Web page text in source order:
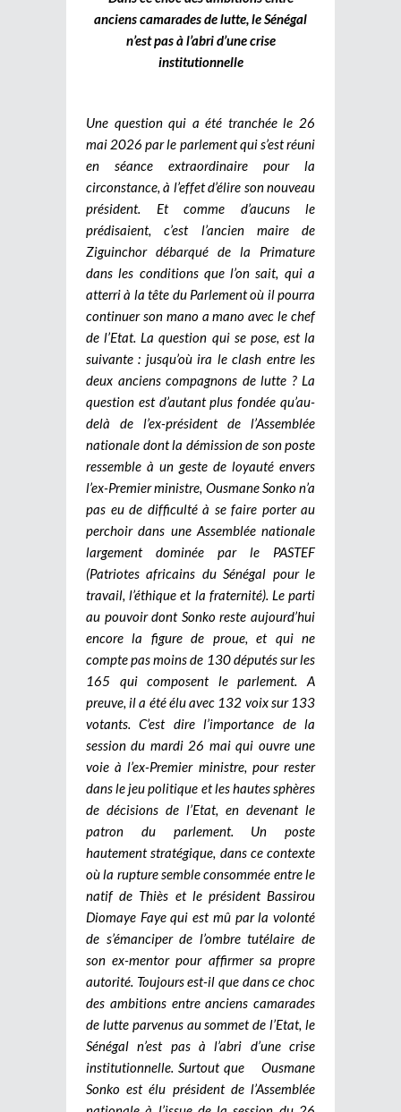
anciens camarades de lutte, le Sénégal
n’est pas à l’abri d’une crise
institutionnelle
Une question qui a été tranchée le 26
mai 2026 par le parlement qui s’est réuni
en séance extraordinaire pour la
circonstance, à l’effet d’élire son nouveau
président. Et comme d’aucuns le
prédisaient, c’est l’ancien maire de
Ziguinchor débarqué de la Primature
dans les conditions que l’on sait, qui a
atterri à la tête du Parlement où il pourra
continuer son mano a mano avec le chef
de l’Etat. La question qui se pose, est la
suivante : jusqu’où ira le clash entre les
deux anciens compagnons de lutte ? La
question est d’autant plus fondée qu’au-
delà de l’ex-président de l’Assemblée
nationale dont la démission de son poste
ressemble à un geste de loyauté envers
l’ex-Premier ministre, Ousmane Sonko n’a
pas eu de difficulté à se faire porter au
perchoir dans une Assemblée nationale
largement dominée par le PASTEF
(Patriotes africains du Sénégal pour le
travail, l’éthique et la fraternité). Le parti
au pouvoir dont Sonko reste aujourd’hui
encore la figure de proue, et qui ne
compte pas moins de 130 députés sur les
165 qui composent le parlement. A
preuve, il a été élu avec 132 voix sur 133
votants. C’est dire l’importance de la
session du mardi 26 mai qui ouvre une
voie à l’ex-Premier ministre, pour rester
dans le jeu politique et les hautes sphères
de décisions de l’Etat, en devenant le
patron du parlement. Un poste
hautement stratégique, dans ce contexte
où la rupture semble consommée entre le
natif de Thiès et le président Bassirou
Diomaye Faye qui est mû par la volonté
de s’émanciper de l’ombre tutélaire de
son ex-mentor pour affirmer sa propre
autorité. Toujours est-il que dans ce choc
des ambitions entre anciens camarades
de lutte parvenus au sommet de l’Etat, le
Sénégal n’est pas à l’abri d’une crise
institutionnelle. Surtout que Ousmane
Sonko est élu président de l’Assemblée